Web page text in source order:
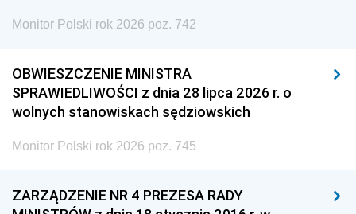
Monitor Polski rok 2026 poz. 742
OBWIESZCZENIE MINISTRA
SPRAWIEDLIWOŚCI z dnia 28 lipca 2026 r. o
wolnych stanowiskach sędziowskich
Monitor Polski rok 2026 poz. 745
ZARZĄDZENIE NR 4 PREZESA RADY